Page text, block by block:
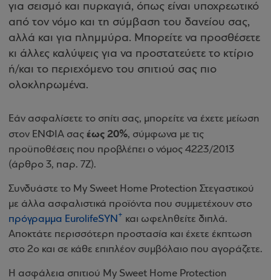
για σεισμό και πυρκαγιά, όπως είναι υποχρεωτικό
από τον νόμο και τη σύμβαση του δανείου σας,
αλλά και για πλημμύρα. Μπορείτε να προσθέσετε
κι άλλες καλύψεις για να προστατεύετε το κτίριο
ή/και το περιεχόμενο του σπιτιού σας πιο
ολοκληρωμένα.
Εάν ασφαλίσετε το σπίτι σας, μπορείτε να έχετε μείωση
στον ΕΝΦΙΑ σας έως 20%, σύμφωνα με τις
προϋποθέσεις που προβλέπει ο νόμος 4223/2013
(άρθρο 3, παρ. 7Ζ).
Συνδυάστε το My Sweet Home Protection Στεγαστικού
με άλλα ασφαλιστικά προϊόντα που συμμετέχουν στο
πρόγραμμα EurolifeSYN+ και ωφεληθείτε διπλά.
Αποκτάτε περισσότερη προστασία και έχετε έκπτωση
στο 2ο και σε κάθε επιπλέον συμβόλαιο που αγοράζετε.
Η ασφάλεια σπιτιού My Sweet Home Protection